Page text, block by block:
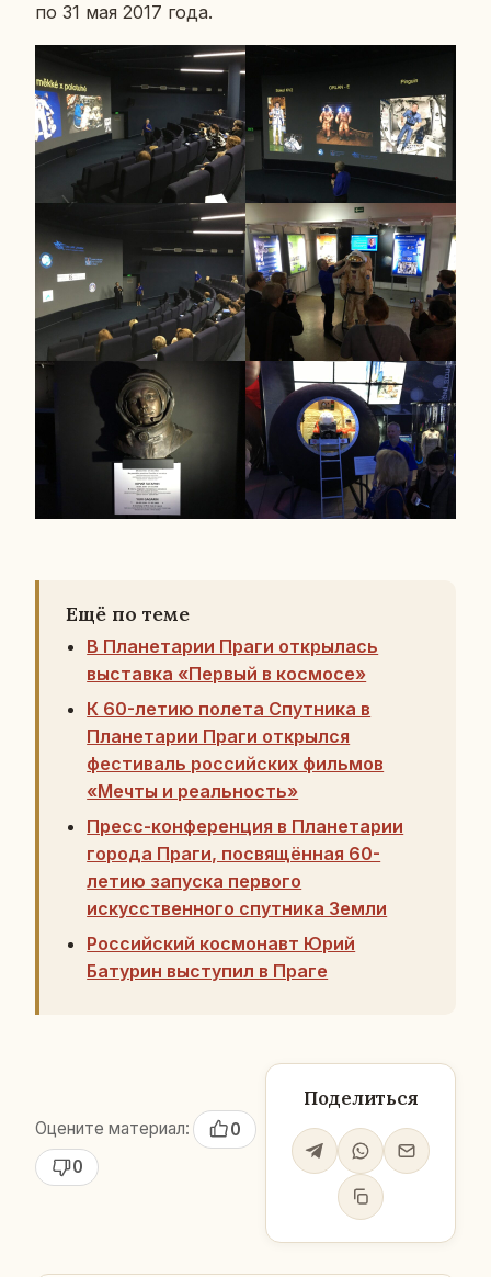
по 31 мая 2017 года.
Ещё по теме
В Планетарии Праги открылась
выставка «Первый в космосе»
К 60-летию полета Спутника в
Планетарии Праги открылся
фестиваль российских фильмов
«Мечты и реальность»
Пресс-конференция в Планетарии
города Праги, посвящённая 60-
летию запуска первого
искусственного спутника Земли
Российский космонавт Юрий
Батурин выступил в Праге
Оцените материал:
0
0
Поделиться